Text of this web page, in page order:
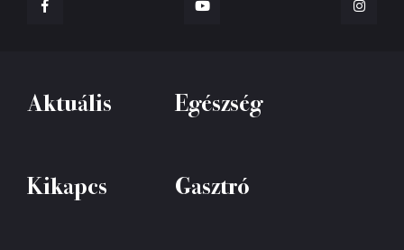
Aktuális Egészség
Kikapcs Gasztró